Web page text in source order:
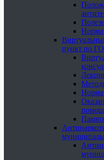
пункт по